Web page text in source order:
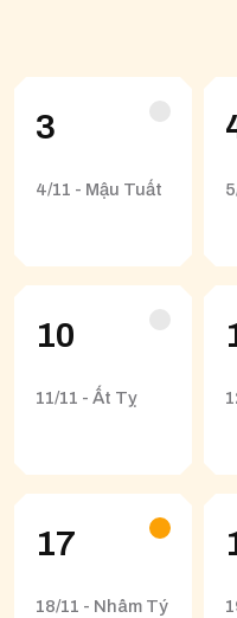
3
4/11 - Mậu Tuất
10
11/11 - Ất Tỵ
17
18/11 - Nhâm Tý